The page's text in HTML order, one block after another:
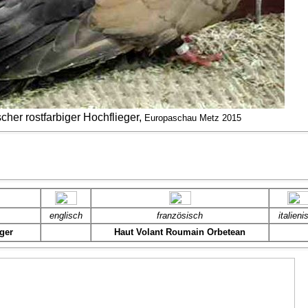
rostfarbiger Hochflieger, Europaschau Metz 2015
englisch französisch
Haut Volant Roumain Orbetean